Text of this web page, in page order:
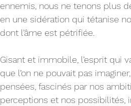
ennemis, nous ne tenons plus
en une sidération qui tétanise
dont l’âme est pétrifiée.
Gisant et immobile, l’esprit qui
que l’on ne pouvait pas
pensées, fascinés par nos
perceptions et nos possibilités,